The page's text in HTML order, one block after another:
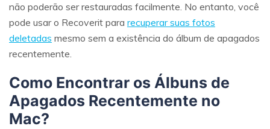
não poderão ser restauradas facilmente. No entanto, você
pode usar o Recoverit para recuperar suas fotos
deletadas mesmo sem a existência do álbum de apagados
recentemente.
Como Encontrar os Álbuns de
Apagados Recentemente no
Mac?